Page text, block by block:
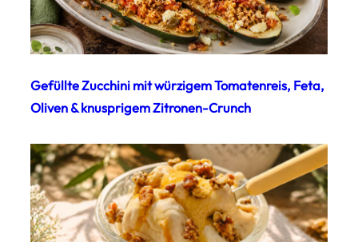
Gefüllte Zucchini mit würzigem Tomatenreis, Feta,
Oliven & knusprigem Zitronen-Crunch